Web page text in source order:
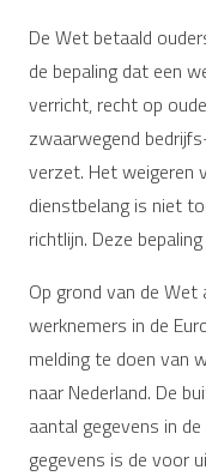
De Wet betaald
de bepaling dat een
verricht, recht op
zwaarwegend
verzet. Het weigeren
dienstbelang is niet
richtlijn. Deze
Op grond van de
werknemers in de
melding te doen van
naar Nederland. De
aantal gegevens in
gegevens is de voor